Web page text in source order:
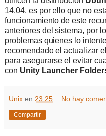
14.04, es por ello que no
funcionamiento de este
anteriores del sistema, por
problemas quienes lo
recomendado el actualizar
para asegurarse el evitar
con Unity Launcher
Unix en 23:25 No hay
Compartir